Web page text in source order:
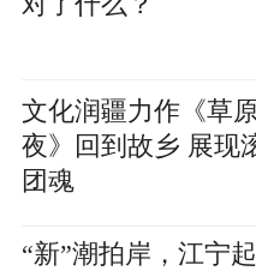
文化润疆力作《草
夜》回到故乡 展现滚烫兵
团魂
“新”潮拍岸，江宁